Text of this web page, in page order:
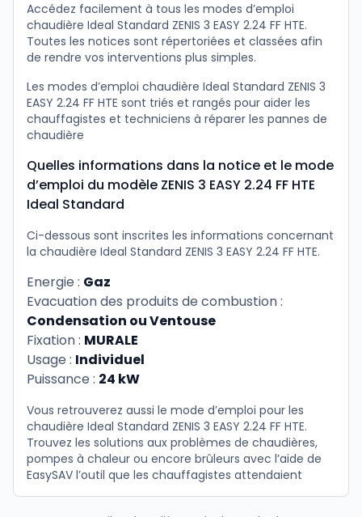
Accédez facilement à tous les modes d’emploi
chaudière Ideal Standard ZENIS 3 EASY 2.24 FF HTE.
Toutes les notices sont répertoriées et classées afin
de rendre vos interventions plus simples.
Les modes d’emploi chaudière Ideal Standard ZENIS 3
EASY 2.24 FF HTE sont triés et rangés pour aider les
chauffagistes et techniciens à réparer les pannes de
chaudière
Quelles informations dans la notice et le mode
d’emploi du modèle ZENIS 3 EASY 2.24 FF HTE
Ideal Standard
Ci-dessous sont inscrites les informations concernant
la chaudière Ideal Standard ZENIS 3 EASY 2.24 FF HTE.
Energie : Gaz
Evacuation des produits de combustion :
Condensation ou Ventouse
Fixation : MURALE
Usage : Individuel
Puissance : 24 kW
Vous retrouverez aussi le mode d’emploi pour les
chaudière Ideal Standard ZENIS 3 EASY 2.24 FF HTE.
Trouvez les solutions aux problèmes de chaudières,
pompes à chaleur ou encore brûleurs avec l’aide de
EasySAV l’outil que les chauffagistes attendaient